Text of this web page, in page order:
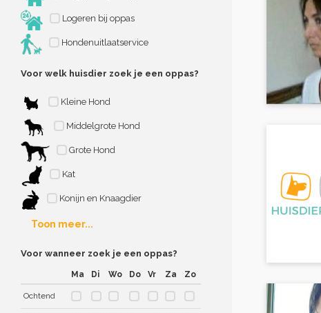
Logeren bij oppas
Hondenuitlaatservice
Voor welk huisdier zoek je een oppas?
Kleine Hond
Middelgrote Hond
Grote Hond
Kat
Konijn en Knaagdier
Toon meer...
Voor wanneer zoek je een oppas?
Ma Di Wo Do Vr Za Zo
Ochtend